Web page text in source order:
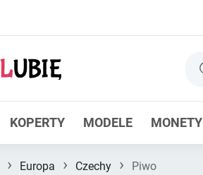
KOPERTY MODELE MONETY
› Europa › Czechy › Piwo